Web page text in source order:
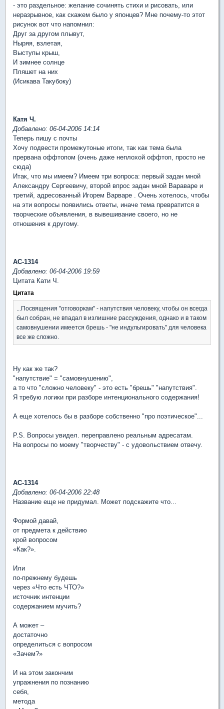
- это раздельное: желание сочинять стихи и рисовать, или
неразрывное, как скажем было у японцев? Мне почему-то этот
рисунок вот что напомнил:
Друг за другом плывут,
Ныряя, взлетая,
Выступы крыш,
И зимнее солнце
Пляшет на них
(Исикава Такубоку)
Катя Ч.
Добавлено: 06-04-2006 14:14
Теперь пишу с почты
Хочу подвести промежутоные итоги, так как тема была
прервана оффтопом (очень даже неплохой оффтоп, просто не
сюда)
Итак, что мы имеем? Имеем три вопроса: первый задан мной
Александру Сергеевичу, второй впрос задан мной Вараваре и
третий, адресованный Игорем Варваре . Очень хотелось, чтобы
на эти вопросы появились ответы, иначе тема превратится в
творческие объявления, в вывешивание своего, но не
отношения к другому.
АС-1314
Добавлено: 06-04-2006 19:59
Цитата Кати Ч.
Цитата
...Посвящения "отговоркам" - напутствия человеку, чтобы он всегда
был собран, не впадал в излишние рассуждения, однако и в таком
самовнушении имеется брешь - "не индульгировать" для человека
все же сложно.
Ну как же так?
"напутствие" = "самовнушению",
а то что "сложно человеку" - это есть "брешь" "напутствия".
Я требую логики при разборе интенционального содержания!
А еще хотелось бы в разборе собственно "про поэтическое"...
P.S. Вопросы увидел. переправлено реальным адресатам.
На вопросы по моему "творчеству" - с удовольствием отвечу.
АС-1314
Добавлено: 06-04-2006 22:48
Название еще не придумал. Может подскажите что...
Формой давай,
от предмета к действию
крой вопросом
«Как?».
Или
по-прежнему будешь
через «Что есть ЧТО?»
источник интенции
содержанием мучить?
А может –
достаточно
определиться с вопросом
«Зачем?»
И на этом закончим
упражнения по познанию
себя,
метода